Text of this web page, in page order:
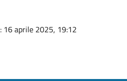
: 16 aprile 2025, 19:12